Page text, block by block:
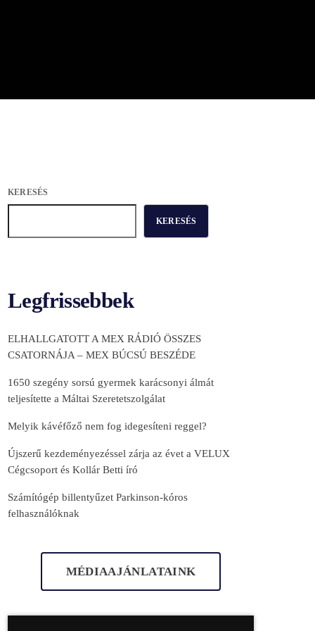
KERESÉS
KERESÉS
Legfrissebbek
ELHALLGATOTT A MEX RÁDIÓ ÖSSZES
CSATORNÁJA – MEX BÚCSÚ BESZÉDE
1650 szegény sorsú gyermek karácsonyi álmát
teljesítette a Máltai Szeretetszolgálat
Melyik kávéfőző nem fog idegesíteni reggel?
Újszerű kezdeményezéssel zárja az évet a VELUX
Cégcsoport és Kollár Betti író
Számítógép billentyűzet Parkinson-kóros
felhasználóknak
MÉDIAAJÁNLATAINK